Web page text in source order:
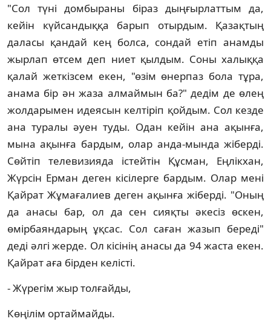
"Сол түні домбыраны біраз дыңғырлаттым да,
кейін күйсандыққа барып отырдым. Қазақтың
даласы қандай кең болса, сондай етіп анамды
жырлап өтсем деп ниет қылдым. Соны халыққа
қалай жеткізсем екен, "өзім өнерпаз бола тұра,
анама бір ән жаза алмаймын ба?" дедім де өлең
жолдарымен идеясын келтіріп қойдым. Сол кезде
ана туралы әуен туды. Одан кейін ана ақынға,
мына ақынға бардым, олар анда-мында жіберді.
Сөйтіп телевизияда істейтін Құсман, Еңлікхан,
Жүрсін Ерман деген кісілерге бардым. Олар мені
Қайрат Жұмағалиев деген ақынға жіберді. "Оның
да анасы бар, ол да сен сияқты әкесіз өскен,
өмірбаяндарың ұқсас. Сол саған жазып береді"
деді әлгі жерде. Ол кісінің анасы да 94 жаста екен.
Қайрат аға бірден келісті.
- Жүрегім жыр толғайды,
Көңілім ортаймайды.